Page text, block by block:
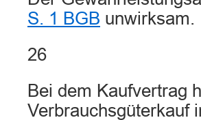
S. 1 BGB unwirksam.
26
Bei dem Kaufvertrag
Verbrauchsgüterkauf